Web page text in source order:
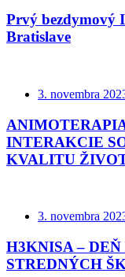
Prvý bezdymový
Bratislave
3. novembra
INTERAKCIE
KVALITU
3. novembra
H3KNISA –
STREDNÝCH